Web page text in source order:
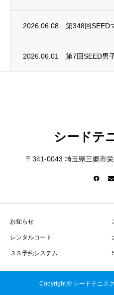
2026.06.08 第348回SEED
2026.06.01
シードテ
〒341-0043 埼玉県三郷市
お知らせ
レンタルコート
３Ｓ予約システム
Copyright © シードテニス